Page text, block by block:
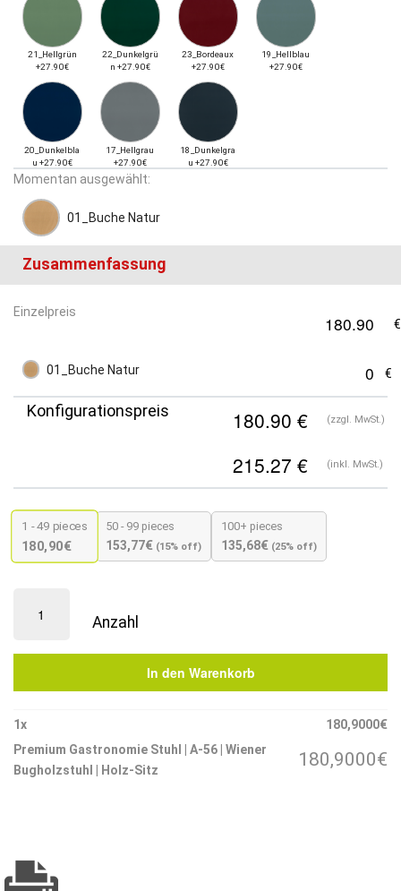
21_Hellgrün
+27.90€
22_Dunkelgrü
n +27.90€
23_Bordeaux
+27.90€
19_Hellblau
+27.90€
20_Dunkelbla
u +27.90€
17_Hellgrau
+27.90€
18_Dunkelgra
u +27.90€
Momentan ausgewählt:
01_Buche Natur
Zusammenfassung
Einzelpreis
01_Buche Natur
Konfigurationspreis (zzgl. MwSt.)
(inkl. MwSt.)
1 - 49 pieces
180,90€
50 - 99 pieces
153,77€ (15% off)
100+ pieces
135,68€ (25% off)
Gastronomie
|
56
Bugholzstuhl
|
In den Warenkorb
1x 180,9000€
Premium Gastronomie Stuhl | A-56 | Wiener
Bugholzstuhl | Holz-Sitz
180,9000€